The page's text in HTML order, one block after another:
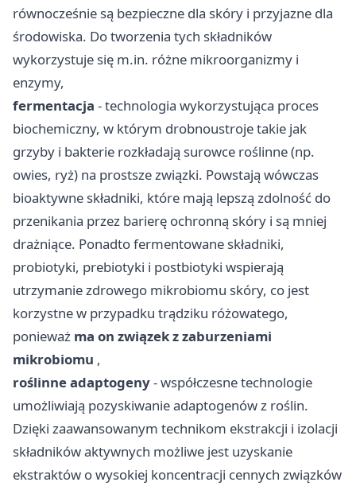
równocześnie są bezpieczne dla skóry i przyjazne dla
środowiska. Do tworzenia tych składników
wykorzystuje się m.in. różne mikroorganizmy i
enzymy,
fermentacja - technologia wykorzystująca proces
biochemiczny, w którym drobnoustroje takie jak
grzyby i bakterie rozkładają surowce roślinne (np.
owies, ryż) na prostsze związki. Powstają wówczas
bioaktywne składniki, które mają lepszą zdolność do
przenikania przez barierę ochronną skóry i są mniej
drażniące. Ponadto fermentowane składniki,
probiotyki, prebiotyki i postbiotyki wspierają
utrzymanie zdrowego mikrobiomu skóry, co jest
korzystne w przypadku trądziku różowatego,
ponieważ ma on związek z zaburzeniami
mikrobiomu ,
roślinne adaptogeny- współczesne technologie
umożliwiają pozyskiwanie adaptogenów z roślin.
Dzięki zaawansowanym technikom ekstrakcji i izolacji
składników aktywnych możliwe jest uzyskanie
ekstraktów o wysokiej koncentracji cennych związków